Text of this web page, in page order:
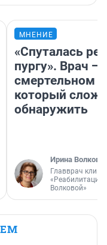
МНЕНИЕ
«Спуталась
пургу». Врач —
смертельном
который
обнаружить
Ирина Волкова
Главврач
«Реабилитация
Волковой»